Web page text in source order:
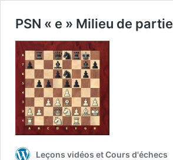
PSN « e » Milieu de partie
Leçons vidéos et Cours d'échecs